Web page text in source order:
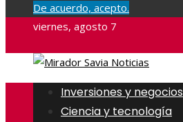
De acuerdo, acepto.
viernes, agosto 7
Inversiones y negocios
Ciencia y tecnología